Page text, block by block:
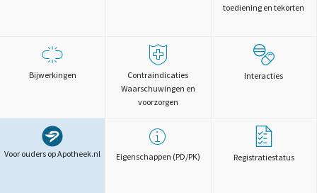
toediening en tekorten
Bijwerkingen
Contraindicaties
Waarschuwingen en
voorzorgen
Interacties
Voor ouders op Apotheek.nl Eigenschappen (PD/PK) Registratiestatus